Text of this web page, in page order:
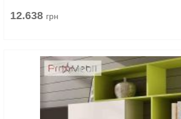
12.638 грн